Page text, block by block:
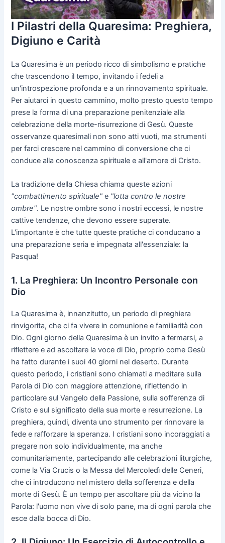
I Pilastri della Quaresima: Preghiera,
Digiuno e Carità
La Quaresima è un periodo ricco di simbolismo e pratiche
che trascendono il tempo, invitando i fedeli a
un'introspezione profonda e a un rinnovamento spirituale.
Per aiutarci in questo cammino, molto presto questo tempo
prese la forma di una preparazione penitenziale alla
celebrazione della morte-risurrezione di Gesù. Queste
osservanze quaresimali non sono atti vuoti, ma strumenti
per farci crescere nel cammino di conversione che ci
conduce alla conoscenza spirituale e all'amore di Cristo.
La tradizione della Chiesa chiama queste azioni
"combattimento spirituale" e "lotta contro le nostre
ombre". Le nostre ombre sono i nostri eccessi, le nostre
cattive tendenze, che devono essere superate.
L'importante è che tutte queste pratiche ci conducano a
una preparazione seria e impegnata all'essenziale: la
Pasqua!
1. La Preghiera: Un Incontro Personale con
Dio
La Quaresima è, innanzitutto, un periodo di preghiera
rinvigorita, che ci fa vivere in comunione e familiarità con
Dio. Ogni giorno della Quaresima è un invito a fermarsi, a
riflettere e ad ascoltare la voce di Dio, proprio come Gesù
ha fatto durante i suoi 40 giorni nel deserto. Durante
questo periodo, i cristiani sono chiamati a meditare sulla
Parola di Dio con maggiore attenzione, riflettendo in
particolare sul Vangelo della Passione, sulla sofferenza di
Cristo e sul significato della sua morte e resurrezione. La
preghiera, quindi, diventa uno strumento per rinnovare la
fede e rafforzare la speranza. I cristiani sono incoraggiati a
pregare non solo individualmente, ma anche
comunitariamente, partecipando alle celebrazioni liturgiche,
come la Via Crucis o la Messa del Mercoledì delle Ceneri,
che ci introducono nel mistero della sofferenza e della
morte di Gesù. È un tempo per ascoltare più da vicino la
Parola: l'uomo non vive di solo pane, ma di ogni parola che
esce dalla bocca di Dio.